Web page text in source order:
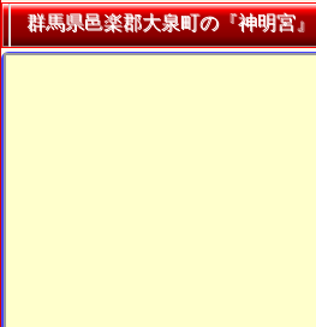
群馬県邑楽郡大泉町の『神明宮』